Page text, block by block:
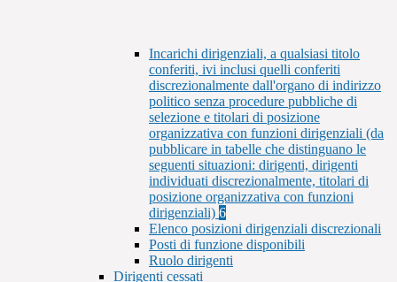
Incarichi dirigenziali, a qualsiasi titolo
conferiti, ivi inclusi quelli conferiti
discrezionalmente dall'organo di indirizzo
politico senza procedure pubbliche di
selezione e titolari di posizione
organizzativa con funzioni dirigenziali (da
pubblicare in tabelle che distinguano le
seguenti situazioni: dirigenti, dirigenti
individuati discrezionalmente, titolari di
posizione organizzativa con funzioni
dirigenziali) 6
Elenco posizioni dirigenziali discrezionali
Posti di funzione disponibili
Ruolo dirigenti
Dirigenti cessati